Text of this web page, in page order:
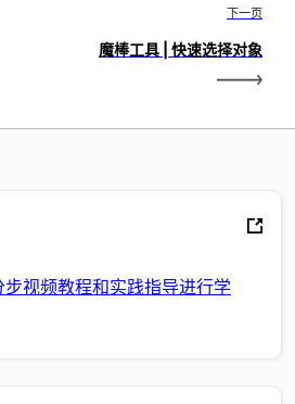
下一页
魔棒工具 | 快速选择对象
视频教程和实践指导进行学